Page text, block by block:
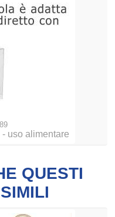
uso alimentare
QUESTI